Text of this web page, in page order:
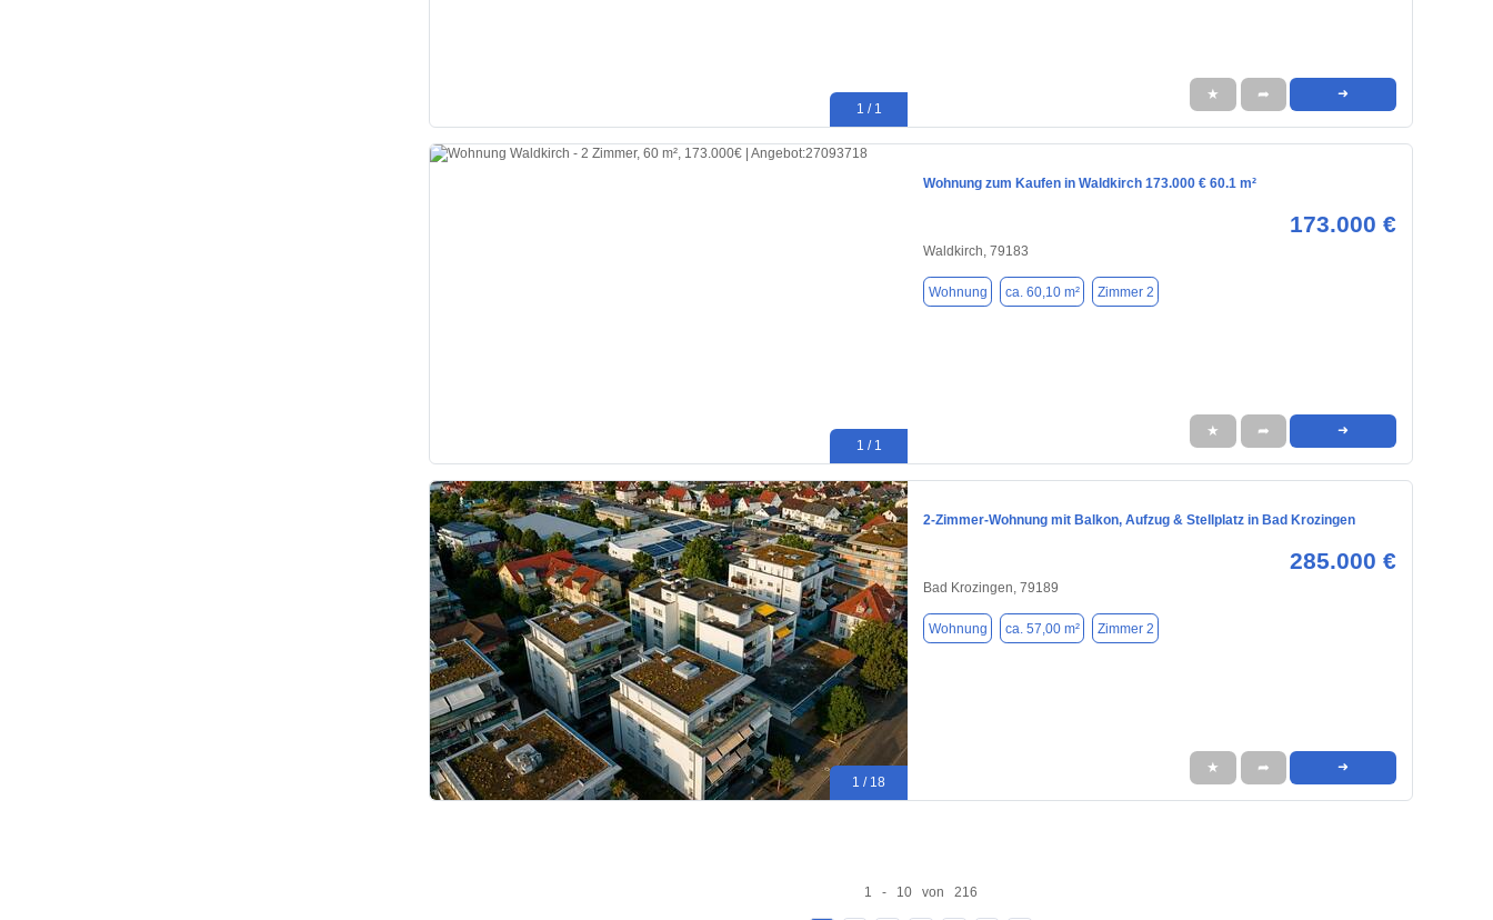
1 / 1
★ ➦ ➜
1 / 1
Wohnung zum Kaufen in Waldkirch 173.000 € 60.1 m²
173.000 €
Waldkirch, 79183
Wohnung ca. 60,10 m² Zimmer 2
★ ➦ ➜
1 / 18
2-Zimmer-Wohnung mit Balkon, Aufzug & Stellplatz in Bad Krozingen
285.000 €
Bad Krozingen, 79189
Wohnung ca. 57,00 m² Zimmer 2
★ ➦ ➜
1 - 10 von 216